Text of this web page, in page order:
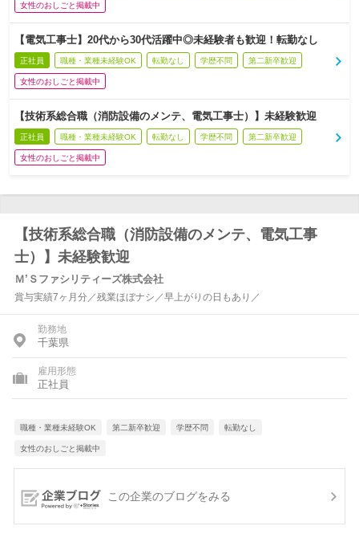
女性のおしごと掲載中
【電気工事士】20代から30代活躍中◎未経験者も歓迎！転勤なし
正社員 職種・業種未経験OK 転勤なし 学歴不問 第二新卒歓迎
女性のおしごと掲載中
【技術系総合職（消防設備のメンテ、電気工事士）】未経験歓迎
正社員 職種・業種未経験OK 転勤なし 学歴不問 第二新卒歓迎
女性のおしごと掲載中
【技術系総合職（消防設備のメンテ、電気工事
士）】未経験歓迎
Ｍ’Ｓファシリティーズ株式会社
賞与実績7ヶ月分／残業ほぼナシ／早上がりの日もあり／
勤務地
千葉県
雇用形態
正社員
職種・業種未経験OK 第二新卒歓迎 学歴不問 転勤なし
女性のおしごと掲載中
この企業のブログをみる